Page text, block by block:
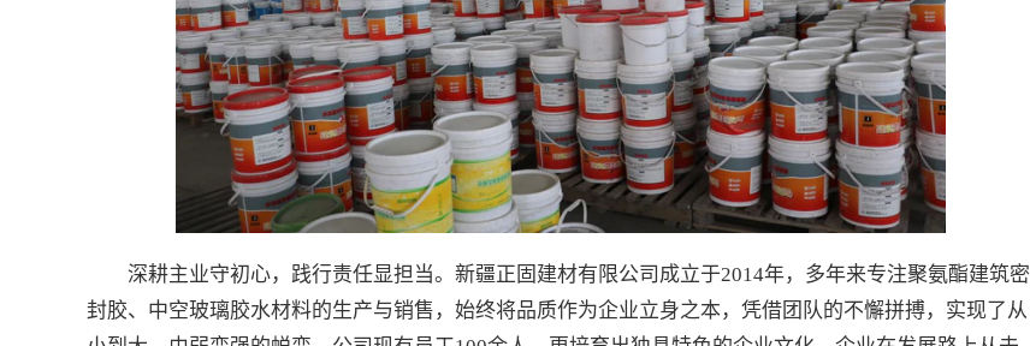
深耕主业守初心，践行责任显担当。新疆正固建材有限公司成立于2014年，多年来专注聚氨酯建筑密
封胶、中空玻璃胶水材料的生产与销售，始终将品质作为企业立身之本，凭借团队的不懈拼搏，实现了从